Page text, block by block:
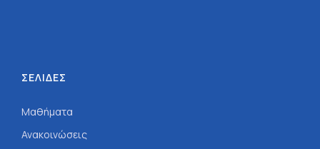
ΣΕΛΙΔΕΣ
Μαθήματα
Ανακοινώσεις